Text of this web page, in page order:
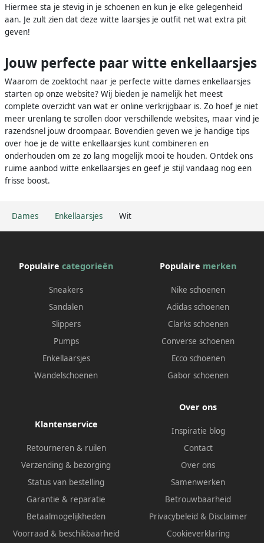
Dames Enkellaarsjes Wit
Hiermee sta je stevig in je schoenen en kun je elke gelegenheid
aan. Je zult zien dat deze witte laarsjes je outfit net wat extra pit
geven!
Jouw perfecte paar witte enkellaarsjes
Waarom de zoektocht naar je perfecte witte dames enkellaarsjes
starten op onze website? Wij bieden je namelijk het meest
complete overzicht van wat er online verkrijgbaar is. Zo hoef je niet
meer urenlang te scrollen door verschillende websites, maar vind je
razendsnel jouw droompaar. Bovendien geven we je handige tips
over hoe je de witte enkellaarsjes kunt combineren en
onderhouden om ze zo lang mogelijk mooi te houden. Ontdek ons
ruime aanbod witte enkellaarsjes en geef je stijl vandaag nog een
frisse boost.
Populaire categorieën
Sneakers
Sandalen
Slippers
Pumps
Enkellaarsjes
Wandelschoenen
Populaire merken
Nike schoenen
Adidas schoenen
Clarks schoenen
Converse schoenen
Ecco schoenen
Gabor schoenen
Klantenservice
Retourneren & ruilen
Verzending & bezorging
Status van bestelling
Garantie & reparatie
Betaalmogelijkheden
Voorraad & beschikbaarheid
Over ons
Inspiratie blog
Contact
Over ons
Samenwerken
Betrouwbaarheid
Privacybeleid & Disclaimer
Cookieverklaring